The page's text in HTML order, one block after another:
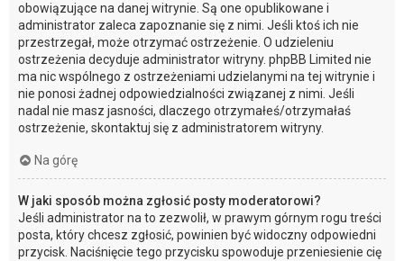
obowiązujące na danej witrynie. Są one opublikowane i
administrator zaleca zapoznanie się z nimi. Jeśli ktoś ich nie
przestrzegał, może otrzymać ostrzeżenie. O udzieleniu
ostrzeżenia decyduje administrator witryny. phpBB Limited nie
ma nic wspólnego z ostrzeżeniami udzielanymi na tej witrynie i
nie ponosi żadnej odpowiedzialności związanej z nimi. Jeśli
nadal nie masz jasności, dlaczego otrzymałeś/otrzymałaś
ostrzeżenie, skontaktuj się z administratorem witryny.
Na górę
W jaki sposób można zgłosić posty moderatorowi?
Jeśli administrator na to zezwolił, w prawym górnym rogu treści
posta, który chcesz zgłosić, powinien być widoczny odpowiedni
przycisk. Naciśnięcie tego przycisku spowoduje przeniesienie cię